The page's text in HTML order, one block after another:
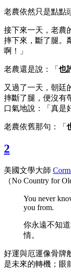
老農依然只是點點
接下來一天，老農
摔下來，斷了腿。
啊！」
老農還是說：「 也
又過了一天，朝廷
摔斷了腿，便沒有
口氣地說：「真是
老農依舊那句：「
2
美國文學大師
（No Country for
You never
you from.
你永遠不知
情。
好運與厄運像骨牌
是未來的轉機；眼